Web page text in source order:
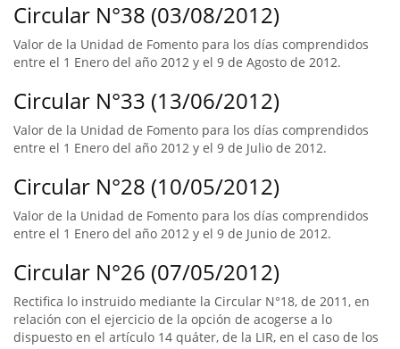
Circular N°38 (03/08/2012)
Valor de la Unidad de Fomento para los días comprendidos
entre el 1 Enero del año 2012 y el 9 de Agosto de 2012.
Circular N°33 (13/06/2012)
Valor de la Unidad de Fomento para los días comprendidos
entre el 1 Enero del año 2012 y el 9 de Julio de 2012.
Circular N°28 (10/05/2012)
Valor de la Unidad de Fomento para los días comprendidos
entre el 1 Enero del año 2012 y el 9 de Junio de 2012.
Circular N°26 (07/05/2012)
Rectifica lo instruido mediante la Circular N°18, de 2011, en
relación con el ejercicio de la opción de acogerse a lo
dispuesto en el artículo 14 quáter, de la LIR, en el caso de los